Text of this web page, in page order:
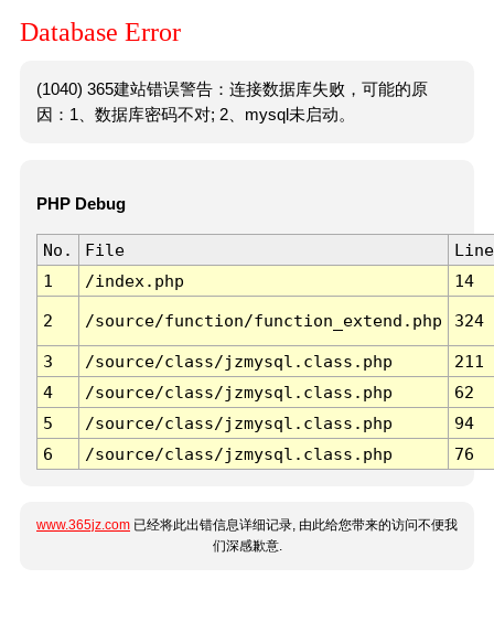
Database Error
(1040) 365建站错误警告：连接数据库失败，可能的原
因：1、数据库密码不对; 2、mysql未启动。
PHP Debug
No. File
Line
1
/index.php 14
2 /source/function/function_extend.php 324
3 /source/class/jzmysql.class.php
211
4
/source/class/jzmysql.class.php
62
5
/source/class/jzmysql.class.php
94
6
/source/class/jzmysql.class.php 76
www.365jz.com 已经将此出错信息详细记录, 由此给您带来的访问不便我
们深感歉意.